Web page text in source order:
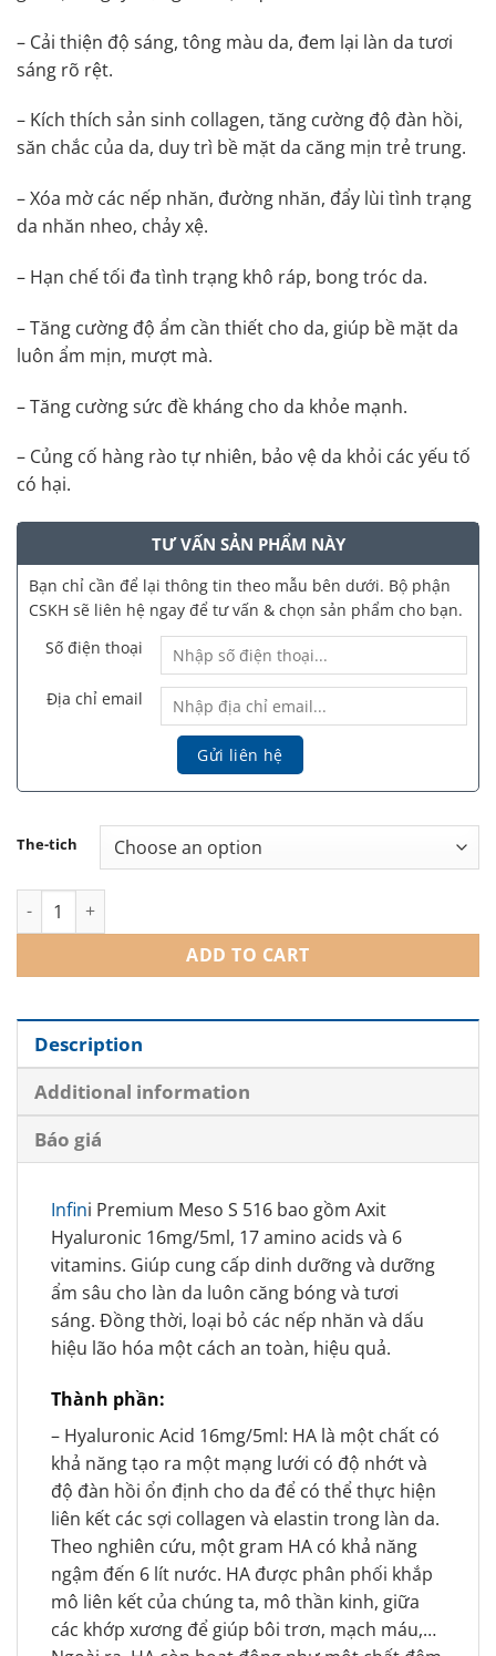
– Cải thiện độ sáng, tông màu da, đem lại làn da tươi
sáng rõ rệt.
– Kích thích sản sinh collagen, tăng cường độ đàn hồi,
săn chắc của da, duy trì bề mặt da căng mịn trẻ trung.
– Xóa mờ các nếp nhăn, đường nhăn, đẩy lùi tình trạng
da nhăn nheo, chảy xệ.
– Hạn chế tối đa tình trạng khô ráp, bong tróc da.
– Tăng cường độ ẩm cần thiết cho da, giúp bề mặt da
luôn ẩm mịn, mượt mà.
– Tăng cường sức đề kháng cho da khỏe mạnh.
– Củng cố hàng rào tự nhiên, bảo vệ da khỏi các yếu tố
có hại.
TƯ VẤN SẢN PHẨM NÀY
Bạn chỉ cần để lại thông tin theo mẫu bên dưới. Bộ phận
CSKH sẽ liên hệ ngay để tư vấn & chọn sản phẩm cho bạn.
Số điện thoại
Địa chỉ email
The-tich
Infini Premium Meso S 516 (HA 16mg) - Meso Căng Bóng Da
ADD TO CART
Description
Additional information
Báo giá
Infini Premium Meso S 516 bao gồm Axit
Hyaluronic 16mg/5ml, 17 amino acids và 6
vitamins. Giúp cung cấp dinh dưỡng và dưỡng
ẩm sâu cho làn da luôn căng bóng và tươi
sáng. Đồng thời, loại bỏ các nếp nhăn và dấu
hiệu lão hóa một cách an toàn, hiệu quả.
Thành phần:
– Hyaluronic Acid 16mg/5ml: HA là một chất có
khả năng tạo ra một mạng lưới có độ nhớt và
độ đàn hồi ổn định cho da để có thể thực hiện
liên kết các sợi collagen và elastin trong làn da.
Theo nghiên cứu, một gram HA có khả năng
ngậm đến 6 lít nước. HA được phân phối khắp
mô liên kết của chúng ta, mô thần kinh, giữa
các khớp xương để giúp bôi trơn, mạch máu,…